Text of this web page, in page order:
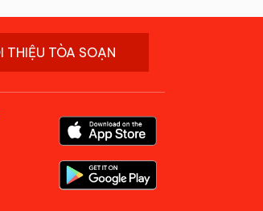
THIỆU TÒA SOẠN